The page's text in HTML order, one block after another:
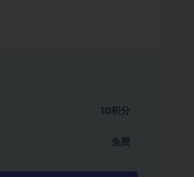
10积分
免费